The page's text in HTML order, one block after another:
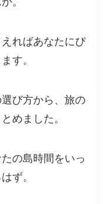
ればあなたにぴ
す。
び方から、旅の
めました。
の島時間をいっ
ず。